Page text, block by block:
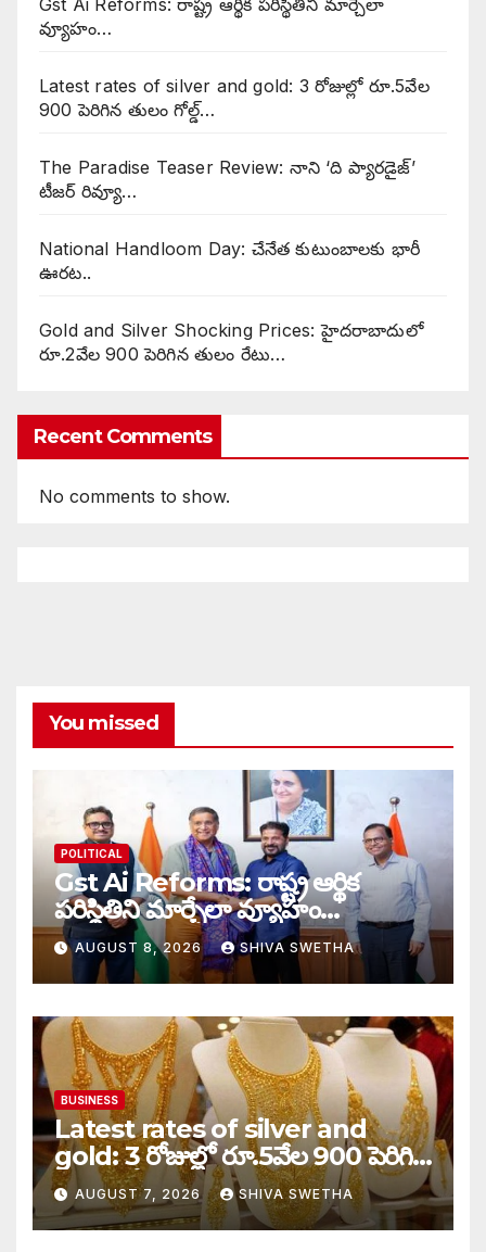
వ్యూహం…
Latest rates of silver and gold: 3 రోజుల్లో రూ.5వేల
900 పెరిగిన తులం గోల్డ్…
The Paradise Teaser Review: నాని ‘ది ప్యారడైజ్’
టీజర్ రివ్యూ…
National Handloom Day: చేనేత కుటుంబాలకు భారీ
ఊరట..
Gold and Silver Shocking Prices: హైదరాబాదులో
రూ.2వేల 900 పెరిగిన తులం రేటు…
Recent Comments
No comments to show.
You missed
POLITICAL
Gst Ai Reforms: రాష్ట్ర ఆర్థిక
పరిస్థితిని మార్చేలా వ్యూహం…
AUGUST 8, 2026 SHIVA SWETHA
BUSINESS
Latest rates of silver and
gold: 3 రోజుల్లో రూ.5వేల 900 పెరిగిన
తులం గోల్డ్…
AUGUST 7, 2026 SHIVA SWETHA